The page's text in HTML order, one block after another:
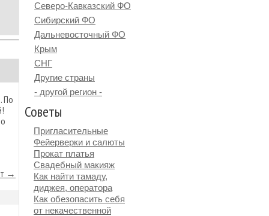
По
→
Северо-Кавказский ФО
Сибирский ФО
Дальневосточный ФО
Крым
СНГ
Другие страны
- другой регион -
Советы
Пригласительные
Фейерверки и салюты
Прокат платья
Свадебный макияж
Как найти тамаду,
диджея, оператора
Как обезопасить себя
от некачественной